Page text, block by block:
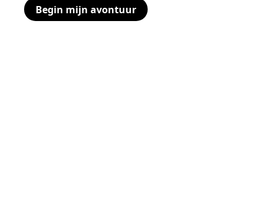
Begin mijn avontuur